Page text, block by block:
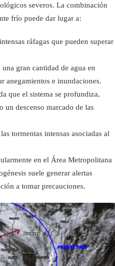
severos. La combinación
frío puede dar lugar a:
ráfagas que pueden superar
una gran cantidad de agua en
anegamientos e inundaciones.
que el sistema se profundiza,
un descenso marcado de las
tormentas intensas asociadas al
en el Área Metropolitana
suele generar alertas
a tomar precauciones.